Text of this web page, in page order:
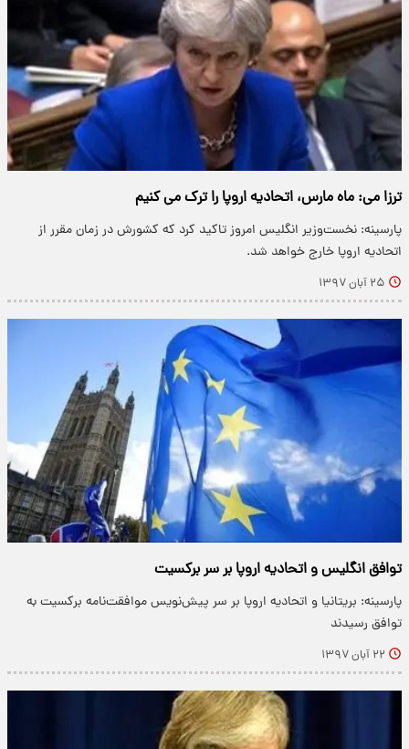
ترزا می: ماه مارس، اتحادیه اروپا را ترک می کنیم
پارسینه: نخست‌وزیر انگلیس امروز تاکید کرد که کشورش در زمان مقرر از
اتحادیه اروپا خارج خواهد شد.
۲۵ آبان ۱۳۹۷
توافق انگلیس و اتحادیه اروپا بر سر برکسیت
پارسینه: بریتانیا و اتحادیه اروپا بر سر پیش‌نویس موافقت‌نامه برکسیت به
توافق رسیدند
۲۲ آبان ۱۳۹۷